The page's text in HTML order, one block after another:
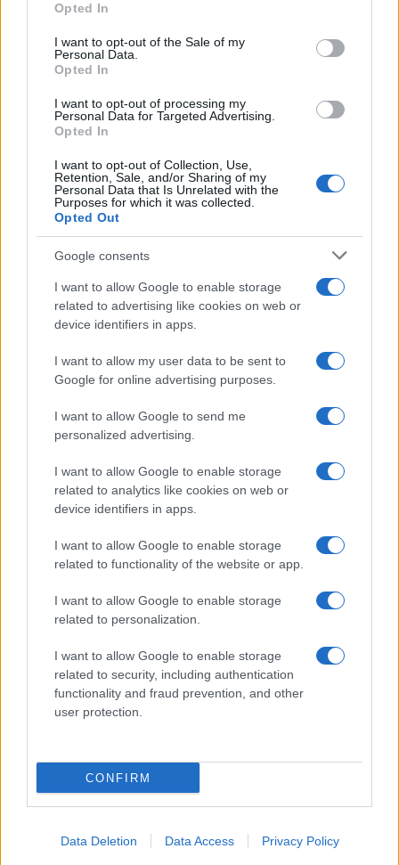
use your data for below specified purposes in below Google
consent section.
Opted In
I want to opt-out of the Sale of my
Personal Data.
Opted In
I want to opt-out of processing my
Personal Data for Targeted Advertising.
Opted In
I want to opt-out of Collection, Use,
Retention, Sale, and/or Sharing of my
Personal Data that Is Unrelated with the
Purposes for which it was collected.
Opted Out
Google consents
I want to allow Google to enable storage
related to advertising like cookies on web or
device identifiers in apps.
I want to allow my user data to be sent to
Google for online advertising purposes.
I want to allow Google to send me
personalized advertising.
I want to allow Google to enable storage
related to analytics like cookies on web or
device identifiers in apps.
I want to allow Google to enable storage
related to functionality of the website or app.
I want to allow Google to enable storage
related to personalization.
I want to allow Google to enable storage
related to security, including authentication
functionality and fraud prevention, and other
user protection.
CONFIRM
Data Deletion Data Access Privacy Policy
együttműködés.
Az Al Hanetzach szerint a palesztin vezetés
szándékosan pusztítja a zsidó múltra utaló
történelmi leleteket, s ha tehetik, a
nemzetközi jog szintjén is igyekeznek minél
több helyszínt palesztin örökséggé
nyilváníttatni.
Egy palesztin professzor szerint
Izraelben soha nem éltek zsidók
Egy különleges családi járattal 140 új
alijázó érkezett Izraelbe